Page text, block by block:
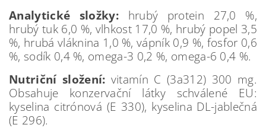
Analytické složky: hrubý protein 27,0 %,
hrubý tuk 6,0 %, vlhkost 17,0 %, hrubý popel 3,5
%, hrubá vláknina 1,0 %, vápník 0,9 %, fosfor 0,6
%, sodík 0,4 %, omega-3 0,2 %, omega-6 0,4 %.
Nutriční složení: vitamín C (3a312) 300 mg.
Obsahuje konzervační látky schválené EU:
kyselina citrónová (E 330), kyselina DL-jablečná
(E 296).